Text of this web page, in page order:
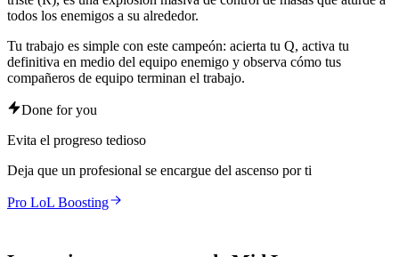
todos los enemigos a su alrededor.
Tu trabajo es simple con este campeón: acierta tu Q, activa tu
definitiva en medio del equipo enemigo y observa cómo tus
compañeros de equipo terminan el trabajo.
Done for you
Evita el progreso tedioso
Deja que un profesional se encargue del ascenso por ti
Pro LoL Boosting